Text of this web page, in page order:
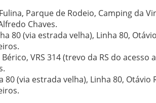
Parque de Rodeio, Camping da
Chaves.
80 (via estrada velha), Linha 80,
VRS 314 (trevo da RS do acesso
80 (via estrada velha), Linha 80, Otávio